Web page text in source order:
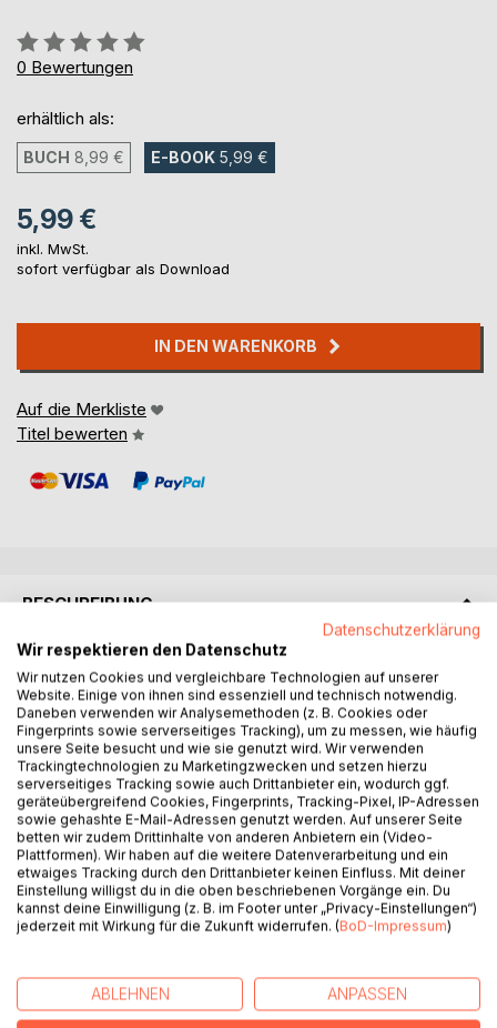
Bewertung::
0%
0 Bewertungen
erhältlich als:
BUCH 8,99 € E-BOOK 5,99 €
5,99 €
inkl. MwSt.
sofort verfügbar als Download
IN DEN WARENKORB
Auf die Merkliste
Titel bewerten
BESCHREIBUNG
Im Rahmen einer Performance verkörpert Speed den
Bürger einer optimierten Gesellschaft, in der sich die
Menschen einander derart angeglichen haben, dass
Kommunikation mangels abweichender Sichtweisen sinnlos
geworden ist. In einem experimentellen Rausch will er
darum gemeinsam mit dem Journalisten Mr. Bob einen von
der Marktkonformität abweichenden Zustand erreichen,
aus dem sich ihm unbewusstes Wissen erschließen soll.
Er entwickelt dabei die „Theorie der Sphären“, durch die
begreifbar wird, weshalb Menschen in Zeiten großer
Veränderungsnotwendigkeit angesichts der ökologischen,
kulturellen, sozialen, wirtschaftlichen Krisen, in Schwäche
blockieren.
Speed zeigt einen zentralen Betriebsfehler des
Datenschutzerklärung
Wir respektieren den Datenschutz
Wir nutzen Cookies und vergleichbare Technologien auf unserer
Website. Einige von ihnen sind essenziell und technisch notwendig.
Daneben verwenden wir Analysemethoden (z. B. Cookies oder
Fingerprints sowie serverseitiges Tracking), um zu messen, wie häufig
unsere Seite besucht und wie sie genutzt wird. Wir verwenden
Trackingtechnologien zu Marketingzwecken und setzen hierzu
serverseitiges Tracking sowie auch Drittanbieter ein, wodurch ggf.
geräteübergreifend Cookies, Fingerprints, Tracking-Pixel, IP-Adressen
sowie gehashte E-Mail-Adressen genutzt werden. Auf unserer Seite
betten wir zudem Drittinhalte von anderen Anbietern ein (Video-
Plattformen). Wir haben auf die weitere Datenverarbeitung und ein
etwaiges Tracking durch den Drittanbieter keinen Einfluss. Mit deiner
Einstellung willigst du in die oben beschriebenen Vorgänge ein. Du
kannst deine Einwilligung (z. B. im Footer unter „Privacy-Einstellungen“)
jederzeit mit Wirkung für die Zukunft widerrufen. (BoD-Impressum)
ABLEHNEN ANPASSEN